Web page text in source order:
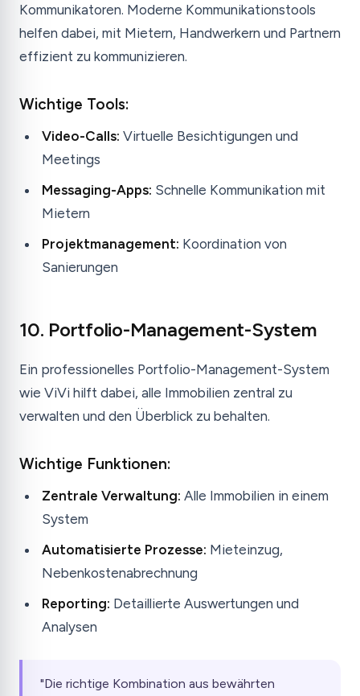
Kommunikatoren. Moderne Kommunikationstools
helfen dabei, mit Mietern, Handwerkern und Partnern
effizient zu kommunizieren.
Wichtige Tools:
Video-Calls: Virtuelle Besichtigungen und
Meetings
Messaging-Apps: Schnelle Kommunikation mit
Mietern
Projektmanagement: Koordination von
Sanierungen
10. Portfolio-Management-System
Ein professionelles Portfolio-Management-System
wie ViVi hilft dabei, alle Immobilien zentral zu
verwalten und den Überblick zu behalten.
Wichtige Funktionen:
Zentrale Verwaltung: Alle Immobilien in einem
System
Automatisierte Prozesse: Mieteinzug,
Nebenkostenabrechnung
Reporting: Detaillierte Auswertungen und
Analysen
"Die richtige Kombination aus bewährten